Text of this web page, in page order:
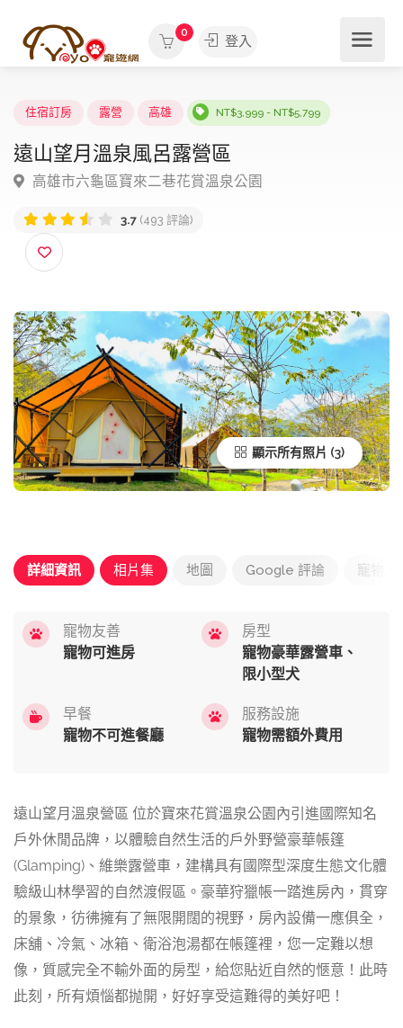
0
登入
住宿訂房 露營 高雄 NT$3,999 - NT$5,799
遠山望月溫泉風呂露營區
顯示所有照片
詳細資訊 相片集 地圖 Google 評論 寵物友
寵物友善
寵物可進房
房型
寵物豪華露營車、
限小型犬
早餐
寵物不可進餐廳
服務設施
寵物需額外費用
遠山望月溫泉營區 位於寶來花賞溫泉公園內引進國際知名
戶外休閒品牌，以體驗自然生活的戶外野營豪華帳篷
(Glamping)、維樂露營車，建構具有國際型深度生態文化體
驗級山林學習的自然渡假區。豪華狩獵帳一踏進房內，貫穿
的景象，彷彿擁有了無限開闊的視野，房內設備一應俱全，
床舖、冷氣、冰箱、衛浴泡湯都在帳篷裡，您一定難以想
像，質感完全不輸外面的房型，給您貼近自然的愜意！此時
此刻，所有煩惱都抛開，好好享受這難得的美好吧！